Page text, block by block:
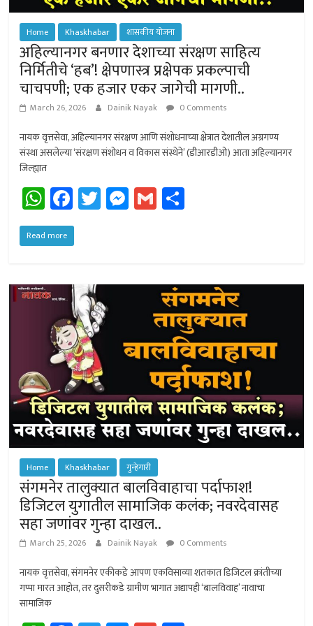
Home Khaskhabar शासकीय योजना
अहिल्यानगर बनणार देशाच्या संरक्षण साहित्य
निर्मितीचे ‘हब’! क्षेपणास्त्र प्रक्षेपक प्रकल्पाची
चाचपणी; एक हजार एकर जागेची मागणी..
March 26, 2026 Dainik Nayak 0 Comments
नायक वृत्तसेवा, अहिल्यानगर संरक्षण आणि संशोधनाच्या क्षेत्रात देशातील अग्रगण्य
संस्था असलेल्या ‘संरक्षण संशोधन व विकास संस्थेने’ (डीआरडीओ) आता अहिल्यानगर
जिल्ह्यात
W
h
at
p
p
Fa
ce
b
ok
T
wi
M
es
ge
G
m
Read more
Home Khaskhabar गुन्हेगारी
संगमनेर तालुक्यात बालविवाहाचा पर्दाफाश!
डिजिटल युगातील सामाजिक कलंक; नवरदेवासह
सहा जणांवर गुन्हा दाखल..
March 25, 2026 Dainik Nayak 0 Comments
नायक वृत्तसेवा, संगमनेर एकीकडे आपण एकविसाव्या शतकात डिजिटल क्रांतीच्या
गप्पा मारत आहोत, तर दुसरीकडे ग्रामीण भागात अद्यापही ‘बालविवाह’ नावाचा
सामाजिक